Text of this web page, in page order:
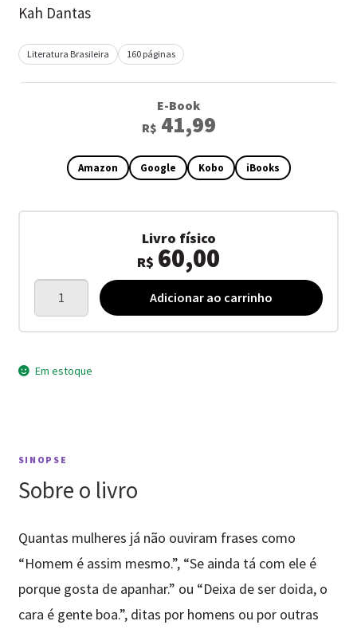
Kah Dantas
Literatura Brasileira 160 páginas
E-Book
R$ 41,99
Amazon Google Kobo iBooks
Livro físico
R$ 60,00
cachorro
quantidade
Adicionar ao carrinho
Em estoque
SINOPSE
Sobre o livro
Quantas mulheres já não ouviram frases como
“Homem é assim mesmo.”, “Se ainda tá com ele é
porque gosta de apanhar.” ou “Deixa de ser doida, o
cara é gente boa.”, ditas por homens ou por outras